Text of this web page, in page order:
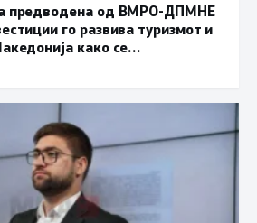
предводена од ВМРО-ДПМНЕ
го развива туризмот и
како се
дестинација